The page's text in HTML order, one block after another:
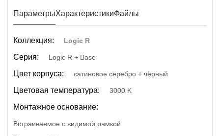
ПараметрыХарактеристикиФайлы
Коллекция: Logic R
Серия: Logic R + Base
Цвет корпуса: сатиновое серебро + чёрный
Цветовая температура: 3000 K
Монтажное основание:
Встраиваемое с видимой рамкой